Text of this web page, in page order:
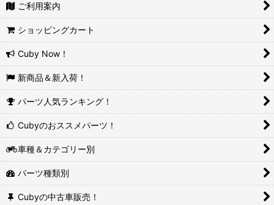
ご利用案内
ショッピングカート
Cuby Now！
新商品＆新入荷！
パーツ人気ランキング！
Cubyのおススメパーツ！
車種＆カテゴリー別
パーツ種類別
Cubyの中古車販売！